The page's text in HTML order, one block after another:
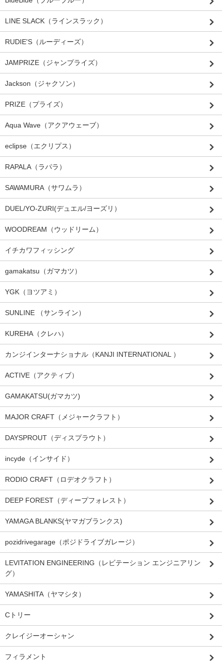
LINE SLACK（ラインスラック）
RUDIE'S（ルーディーズ）
JAMPRIZE（ジャンプライズ）
Jackson（ジャクソン）
PRIZE（プライズ）
Aqua Wave（アクアウェーブ）
eclipse（エクリプス）
RAPALA（ラパラ）
SAWAMURA（サワムラ）
DUEL/YO-ZURI(デュエル/ヨーズリ）
WOODREAM（ウッドリーム）
イチカワフィッシング
gamakatsu（ガマカツ）
YGK（ヨツアミ）
SUNLINE （サンライン）
KUREHA（クレハ）
カンジインターナショナル（KANJI INTERNATIONAL ）
ACTIVE（アクティブ）
GAMAKATSU(ガマカツ)
MAJOR CRAFT（メジャークラフト）
DAYSPROUT（ディスプラウト）
incyde（インサイド）
RODIO CRAFT（ロデオクラフト）
DEEP FOREST（ディープフォレスト）
YAMAGA BLANKS(ヤマガブランクス)
pozidrivegarage（ポジドライブガレージ）
LEVITATION ENGINEERING（レビテーション エンジニアリン
グ）
YAMASHITA（ヤマシタ）
Cトリー
クレイジーオーシャン
フィラメント